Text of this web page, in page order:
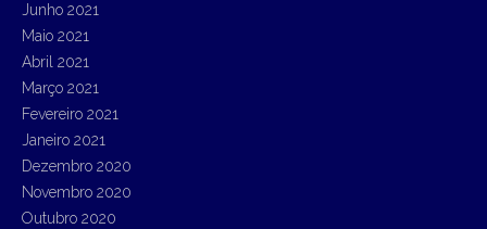
Junho 2021
Maio 2021
Abril 2021
Março 2021
Fevereiro 2021
Janeiro 2021
Dezembro 2020
Novembro 2020
Outubro 2020